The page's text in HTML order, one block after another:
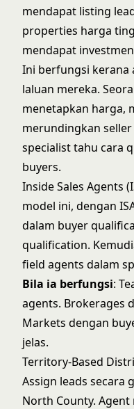
mendapat listing
properties harga
mendapat
Ini berfungsi kerana
laluan mereka.
menetapkan harga,
merundingkan
specialisttahu cara
buyers.
Inside Sales Agents
model ini, dengan
dalam buyer
qualification.
field agents dalam
Bila ia berfungsi:
agents. Brokerages
Markets dengan
jelas.
Territory-Based
Assign leads secara
North County.